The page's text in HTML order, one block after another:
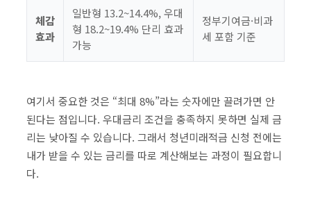
체감
효과
일반형 13.2~14.4%, 우대
형 18.2~19.4% 단리 효과
가능
정부기여금·비과
세 포함 기준
여기서 중요한 것은 “최대 8%”라는 숫자에만 끌려가면 안
된다는 점입니다. 우대금리 조건을 충족하지 못하면 실제 금
리는 낮아질 수 있습니다. 그래서 청년미래적금 신청 전에는
내가 받을 수 있는 금리를 따로 계산해보는 과정이 필요합니
다.